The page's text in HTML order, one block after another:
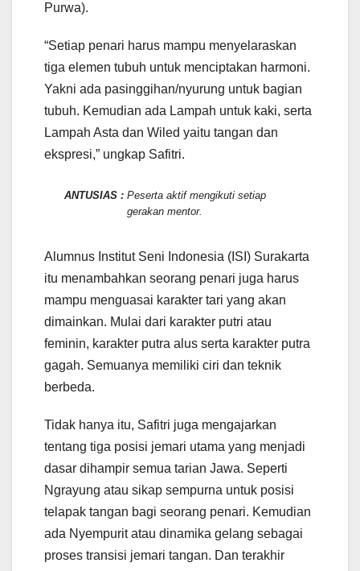
Purwa).
“Setiap penari harus mampu menyelaraskan
tiga elemen tubuh untuk menciptakan harmoni.
Yakni ada pasinggihan/nyurung untuk bagian
tubuh. Kemudian ada Lampah untuk kaki, serta
Lampah Asta dan Wiled yaitu tangan dan
ekspresi,” ungkap Safitri.
ANTUSIAS :Peserta aktif mengikuti setiap
gerakan mentor.
Alumnus Institut Seni Indonesia (ISI) Surakarta
itu menambahkan seorang penari juga harus
mampu menguasai karakter tari yang akan
dimainkan. Mulai dari karakter putri atau
feminin, karakter putra alus serta karakter putra
gagah. Semuanya memiliki ciri dan teknik
berbeda.
Tidak hanya itu, Safitri juga mengajarkan
tentang tiga posisi jemari utama yang menjadi
dasar dihampir semua tarian Jawa. Seperti
Ngrayung atau sikap sempurna untuk posisi
telapak tangan bagi seorang penari. Kemudian
ada Nyempurit atau dinamika gelang sebagai
proses transisi jemari tangan. Dan terakhir